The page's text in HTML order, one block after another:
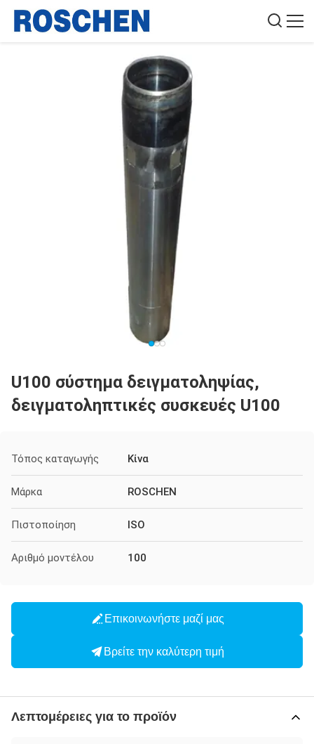
U100 σύστημα δειγματοληψίας,
δειγματοληπτικές συσκευές U100
Τόπος καταγωγής Κίνα
Μάρκα ROSCHEN
Πιστοποίηση ISO
Αριθμό μοντέλου 100
Επικοινωνήστε μαζί μας
Βρείτε την καλύτερη τιμή
Λεπτομέρειες για το προϊόν